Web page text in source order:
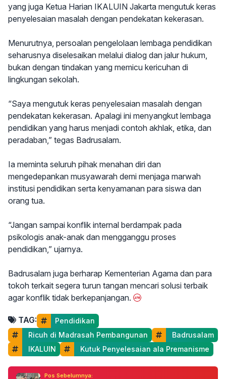
yang juga Ketua Harian IKALUIN Jakarta mengutuk keras
penyelesaian masalah dengan pendekatan kekerasan.
Menurutnya, persoalan pengelolaan lembaga pendidikan
seharusnya diselesaikan melalui dialog dan jalur hukum,
bukan dengan tindakan yang memicu kericuhan di
lingkungan sekolah.
“Saya mengutuk keras penyelesaian masalah dengan
pendekatan kekerasan. Apalagi ini menyangkut lembaga
pendidikan yang harus menjadi contoh akhlak, etika, dan
peradaban,” tegas Badrusalam.
Ia meminta seluruh pihak menahan diri dan
mengedepankan musyawarah demi menjaga marwah
institusi pendidikan serta kenyamanan para siswa dan
orang tua.
“Jangan sampai konflik internal berdampak pada
psikologis anak-anak dan mengganggu proses
pendidikan,” ujarnya.
Badrusalam juga berharap Kementerian Agama dan para
tokoh terkait segera turun tangan mencari solusi terbaik
agar konflik tidak berkepanjangan.
TAG:
Pendidikan
Ricuh di Madrasah Pembangunan
Badrusalam
IKALUIN
Kutuk Penyelesaian ala Premanisme
Pos Sebelumnya: